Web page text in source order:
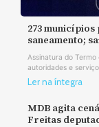
273
saneamento;
Assinatura do
autoridades e
Ler na íntegra
MDB agita
Freitas